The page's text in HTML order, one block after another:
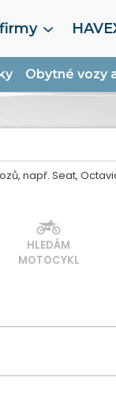
Obytné vozy
HLEDÁM
MOTOCYKL